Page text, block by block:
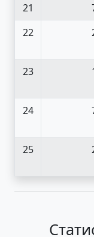
21
22
23
24
25